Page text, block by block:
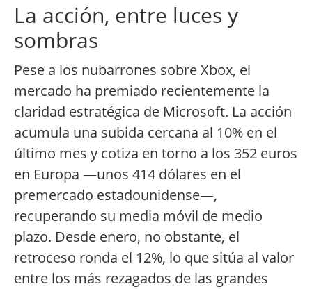
La acción, entre luces y
sombras
Pese a los nubarrones sobre Xbox, el
mercado ha premiado recientemente la
claridad estratégica de Microsoft. La acción
acumula una subida cercana al 10% en el
último mes y cotiza en torno a los 352 euros
en Europa —unos 414 dólares en el
premercado estadounidense—,
recuperando su media móvil de medio
plazo. Desde enero, no obstante, el
retroceso ronda el 12%, lo que sitúa al valor
entre los más rezagados de las grandes